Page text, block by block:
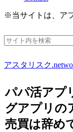
※当サイトは、ア
アスタリスク
パパ活アプ
グアプリの
売買は辞め